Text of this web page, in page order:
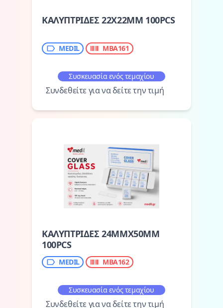
ΚΑΛΥΠΤΡΙΔΕΣ 22X22MM 100PCS
MEDIL MBA161
Συσκευασία ενός τεμαχίου
Συνδεθείτε για να δείτε την τιμή
ΚΑΛΥΠΤΡΙΔΕΣ 24MMX50MM
100PCS
MEDIL MBA162
Συσκευασία ενός τεμαχίου
Συνδεθείτε για να δείτε την τιμή